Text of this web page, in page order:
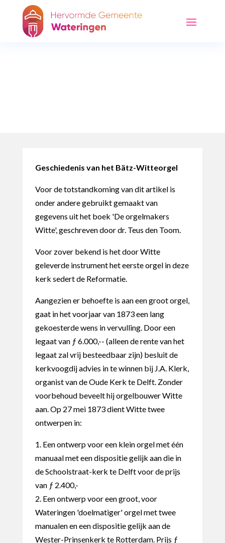
Geschiedenis van het Bätz-Witteorgel
Voor de totstandkoming van dit artikel is
onder andere gebruikt gemaakt van
gegevens uit het boek 'De orgelmakers
Witte', geschreven door dr. Teus den Toom.
Voor zover bekend is het door Witte
geleverde instrument het eerste orgel in deze
kerk sedert de Reformatie.
Aangezien er behoefte is aan een groot orgel,
gaat in het voorjaar van 1873 een lang
gekoesterde wens in vervulling. Door een
legaat van ƒ 6.000,-- (alleen de rente van het
legaat zal vrij besteedbaar zijn) besluit de
kerkvoogdij advies in te winnen bij J.A. Klerk,
organist van de Oude Kerk te Delft. Zonder
voorbehoud beveelt hij orgelbouwer Witte
aan. Op 27 mei 1873 dient Witte twee
ontwerpen in:
1. Een ontwerp voor een klein orgel met één
manuaal met een dispositie gelijk aan die in
de Schoolstraat-kerk te Delft voor de prijs
van ƒ 2.400,-
2. Een ontwerp voor een groot, voor
Wateringen 'doelmatiger' orgel met twee
manualen en een dispositie gelijk aan de
Wester-Prinsenkerk te Rotterdam. Prijs ƒ